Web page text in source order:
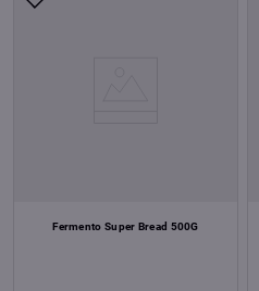
Fermento Super Bread 500G